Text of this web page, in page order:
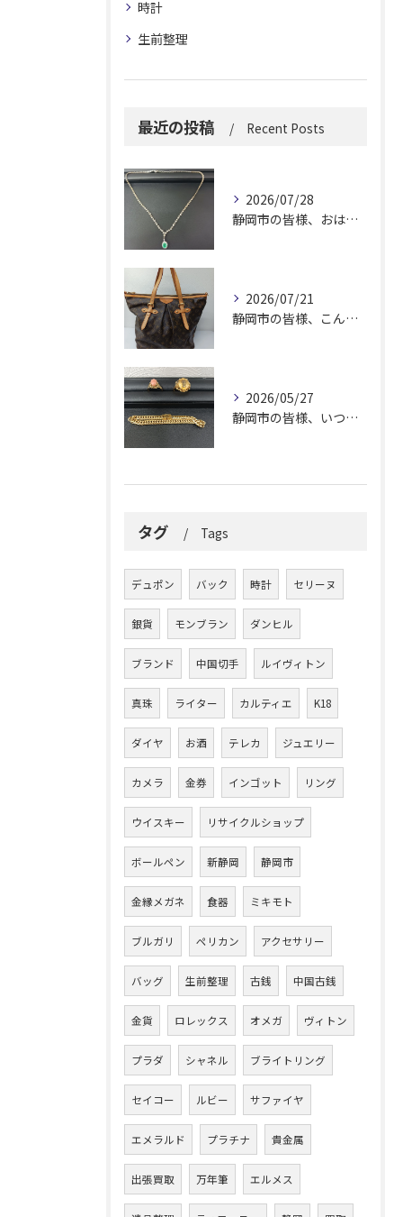
時計
生前整理
最近の投稿 Recent Posts
2026/07/28
静岡市の皆様、おはようございます。
2026/07/21
静岡市の皆様、こんにちは！
2026/05/27
静岡市の皆様、いつも大変お世話になっております。
タグ Tags
デュポン バック 時計 セリーヌ
銀貨 モンブラン ダンヒル
ブランド 中国切手 ルイヴィトン
真珠 ライター カルティエ K18
ダイヤ お酒 テレカ ジュエリー
カメラ 金券 インゴット リング
ウイスキー リサイクルショップ
ボールペン 新静岡 静岡市
金縁メガネ 食器 ミキモト
ブルガリ ペリカン アクセサリー
バッグ 生前整理 古銭 中国古銭
金貨 ロレックス オメガ ヴィトン
プラダ シャネル ブライトリング
セイコー ルビー サファイヤ
エメラルド プラチナ 貴金属
出張買取 万年筆 エルメス